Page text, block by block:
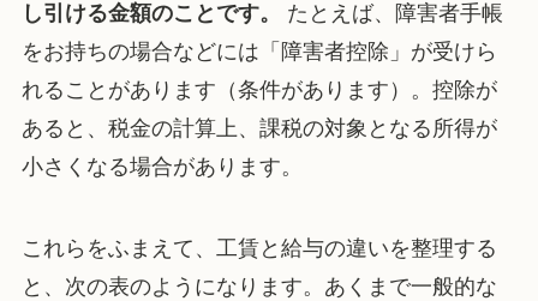
し引ける金額のことです。
たとえば、障害者手帳
をお持ちの場合などには「障害者控除」が受けら
れることがあります（条件があります）。控除が
あると、税金の計算上、課税の対象となる所得が
小さくなる場合があります。
これらをふまえて、工賃と給与の違いを整理する
と、次の表のようになります。あくまで一般的な